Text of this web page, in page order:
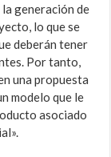
generación de
lo que se
deberán tener
Por tanto,
una propuesta
modelo que le
asociado